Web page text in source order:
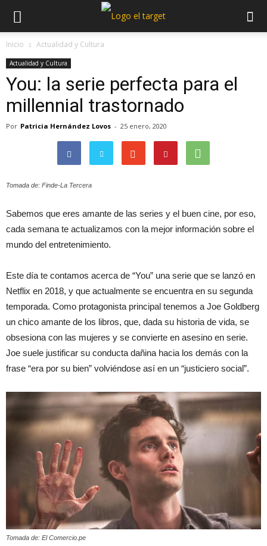
Inicio Actualidad y Cultura
Actualidad y Cultura
You: la serie perfecta para el
millennial trastornado
Por Patricia Hernández Lovos - 25 enero, 2020
Tomada de: Finde-La Tercera
Sabemos que eres amante de las series y el buen cine, por eso,
cada semana te actualizamos con la mejor información sobre el
mundo del entretenimiento.
Este día te contamos acerca de “You” una serie que se lanzó en
Netflix en 2018, y que actualmente se encuentra en su segunda
temporada. Como protagonista principal tenemos a Joe Goldberg
un chico amante de los libros, que, dada su historia de vida, se
obsesiona con las mujeres y se convierte en asesino en serie.
Joe suele justificar su conducta dañina hacia los demás con la
frase “era por su bien” volviéndose así en un “justiciero social”.
Tomada de: El Comercio.pe